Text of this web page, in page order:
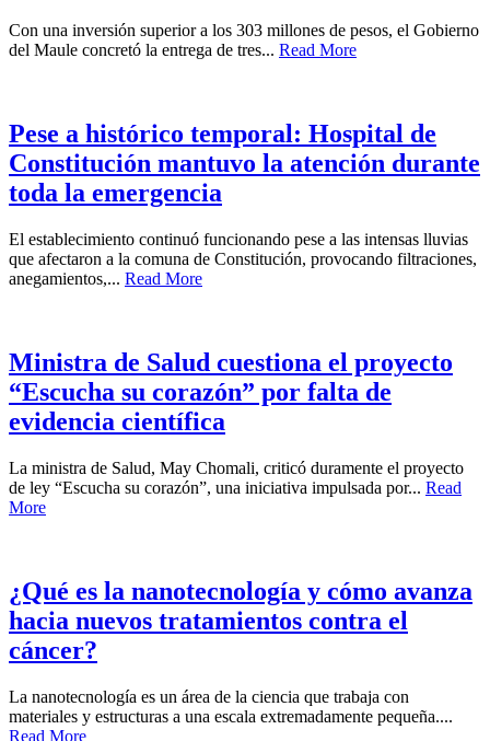
Con una inversión superior a los 303 millones de pesos, el Gobierno
del Maule concretó la entrega de tres... Read More
Pese a histórico temporal: Hospital de
Constitución mantuvo la atención durante
toda la emergencia
El establecimiento continuó funcionando pese a las intensas lluvias
que afectaron a la comuna de Constitución, provocando filtraciones,
anegamientos,... Read More
Ministra de Salud cuestiona el proyecto
“Escucha su corazón” por falta de
evidencia científica
La ministra de Salud, May Chomali, criticó duramente el proyecto
de ley “Escucha su corazón”, una iniciativa impulsada por... Read
More
¿Qué es la nanotecnología y cómo avanza
hacia nuevos tratamientos contra el
cáncer?
La nanotecnología es un área de la ciencia que trabaja con
materiales y estructuras a una escala extremadamente pequeña....
Read More